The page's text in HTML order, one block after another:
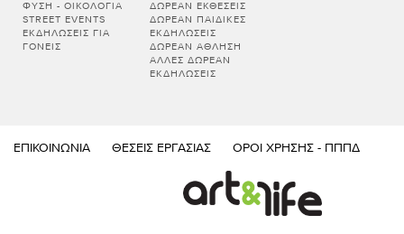
ΦΎΣΗ - ΟΙΚΟΛΟΓΊΑ
STREET EVENTS
ΕΚΔΗΛΏΣΕΙΣ ΓΙΑ
ΓΟΝΕΊΣ
ΔΩΡΕΆΝ ΕΚΘΈΣΕΙΣ
ΔΩΡΕΆΝ ΠΑΙΔΙΚΈΣ
ΕΚΔΗΛΏΣΕΙΣ
ΔΩΡΕΆΝ ΆΘΛΗΣΗ
ΆΛΛΕΣ ΔΩΡΕΆΝ
ΕΚΔΗΛΏΣΕΙΣ
ΕΠΙΚΟΙΝΩΝΊΑ ΘΈΣΕΙΣ ΕΡΓΑΣΊΑΣ ΌΡΟΙ ΧΡΉΣΗΣ - ΠΠΠΔ